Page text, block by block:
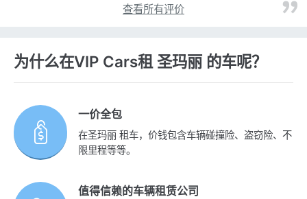
查看所有评价
为什么在VIP Cars租 圣玛丽 的车呢？
一价全包
在圣玛丽 租车，价钱包含车辆碰撞险、盗窃险、不
限里程等等。
值得信赖的车辆租赁公司